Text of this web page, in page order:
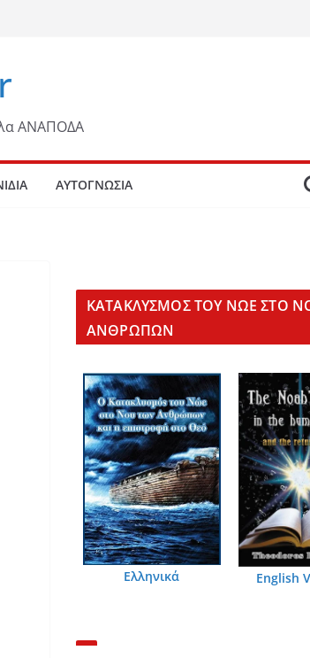
ΑΝΑΠΟΔΑ
ΑΥΤΟΓΝΩΣΙΑ
KΑΤΑΚΛΥΣΜΟΣ ΤΟΥ ΝΩΕ ΣΤΟ
ΑΝΘΡΩΠΩΝ
Ελληνικά English